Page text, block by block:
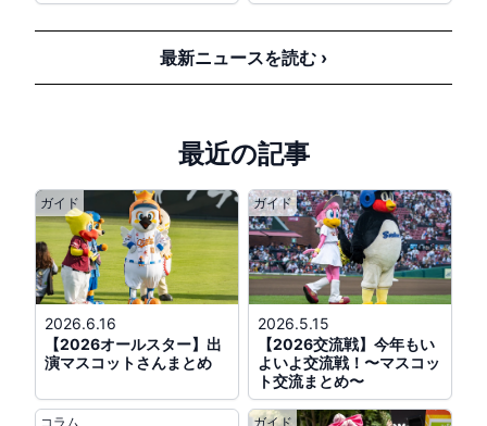
ロッテ対オリックス
@ZOZOマリン
阪神対中日 @京セラD大阪
(トラッキー、 ラッキー、キー太)
※「TIGERS B-LUCK DYNAMITE SERIES 2026ユ
ニフォーム」着用
公式戦 18:00
DeNA対広島@横浜
(DB.スターマン、DB.キララ、バート、チャ
最新ニュースを読む ›
最近の記事
ガイド
2026.6.16
【2026オールスター】出
演マスコットさんまとめ
ガイド
2026.5.15
【2026交流戦】今年もい
よいよ交流戦！〜マスコッ
ト交流まとめ〜
コラム ガイド